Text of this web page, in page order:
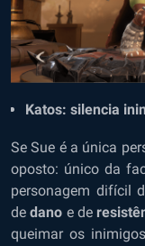
Katos: silencia
Se Sue é a única
oposto: único da
personagem difícil
dedano e de
queimar os